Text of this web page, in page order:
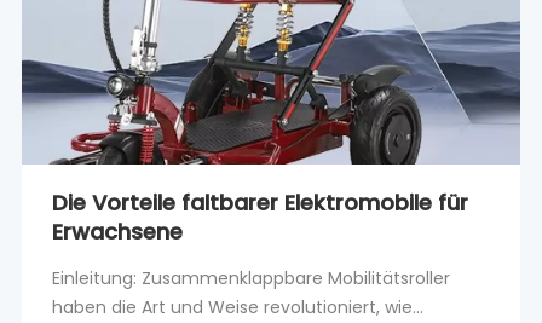
Die Vorteile faltbarer Elektromobile für
Erwachsene
Einleitung: Zusammenklappbare Mobilitätsroller
haben die Art und Weise revolutioniert, wie